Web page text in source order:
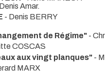
Amar.
- Denis BERRY
de Régime" -
COSCAS
aux vingt planques" -
MARX